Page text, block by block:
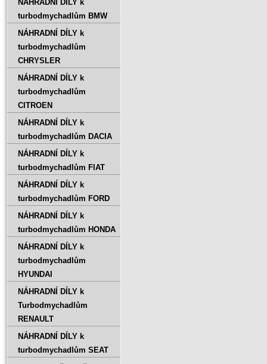
NÁHRADNÍ DÍLY k
turbodmychadlům BMW
NÁHRADNÍ DÍLY k
turbodmychadlům
CHRYSLER
NÁHRADNÍ DÍLY k
turbodmychadlům
CITROEN
NÁHRADNÍ DÍLY k
turbodmychadlům DACIA
NÁHRADNÍ DÍLY k
turbodmychadlům FIAT
NÁHRADNÍ DÍLY k
turbodmychadlům FORD
NÁHRADNÍ DÍLY k
turbodmychadlům HONDA
NÁHRADNÍ DÍLY k
turbodmychadlům
HYUNDAI
NÁHRADNÍ DÍLY k
Turbodmychadlům
RENAULT
NÁHRADNÍ DÍLY k
turbodmychadlům SEAT